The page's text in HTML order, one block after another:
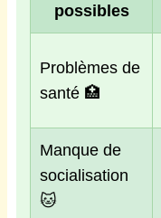
possibles
Problèmes de
santé 🏥
Manque de
socialisation
🐱